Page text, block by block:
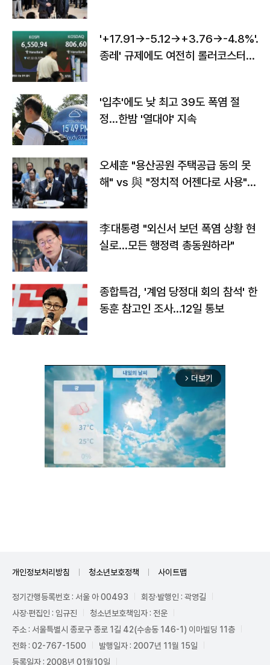
'+17.91→-5.12→+3.76→-4.8%'…'
종레' 규제에도 여전히 롤러코스터
'입추'에도 낮 최고 39도 폭염 절
정…한밤 '열대야' 지속
오세훈 "용산공원 주택공급 동의 못
해" vs 與 "정치적 어젠다로 사용"
李대통령 "외신서 보던 폭염 상황 현
실로…모든 행정력 총동원하라"
종합특검, '계엄 당정대 회의 참석' 한
동훈 참고인 조사...12일 통보
arrow_forward_ios 더보기
개인정보처리방침 청소년보호정책 사이트맵
정기간행등록번호 : 서울 아 00493
회장·발행인 : 곽영길
사장·편집인 : 임규진
청소년보호책임자 : 전운
주소 : 서울특별시 종로구 종로 1길 42(수송동 146-1) 이마빌딩 11층
전화 : 02-767-1500
발행일자 : 2007년 11월 15일
등록일자 : 2008년 01월10일